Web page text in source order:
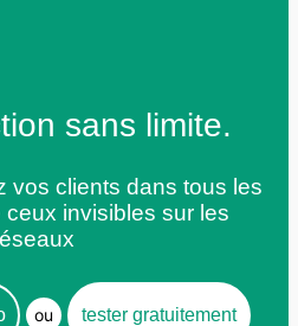
sans limite.
vos clients dans tous les
invisibles sur les
ou tester gratuitement